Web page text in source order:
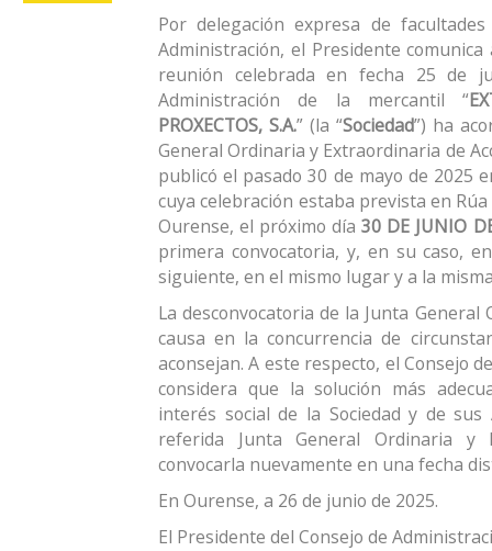
Por delegación expresa de
Administración, el Presidente
reunión celebrada en fecha 25 de
Administración de la mercantil “
PROXECTOS, S.A.” (la “Sociedad”) ha
General Ordinaria y Extraordinaria de
publicó el pasado 30 de mayo de 2025
cuya celebración estaba prevista en Rúa
Ourense, el próximo día30 DE JUNIO
primera convocatoria, y, en su caso,
siguiente, en el mismo lugar y a la
La desconvocatoria de la Junta
causa en la concurrencia de
aconsejan. A este respecto, el Consejo
considera que la solución más
interés social de la Sociedad y de sus
referida Junta General Ordinaria y
convocarla nuevamente en una fecha
En Ourense, a 26 de junio de 2025.
El Presidente del Consejo de